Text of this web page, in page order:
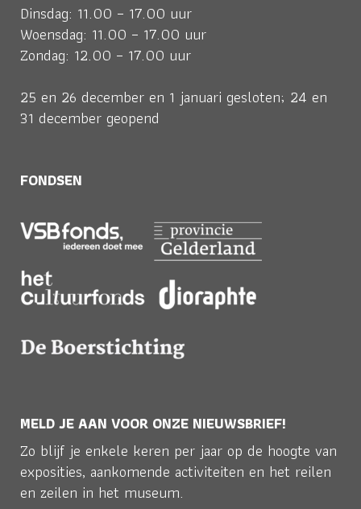
Dinsdag: 11.00 – 17.00 uur
Woensdag: 11.00 – 17.00 uur
Zondag: 12.00 – 17.00 uur
25 en 26 december en 1 januari gesloten; 24 en
31 december geopend
FONDSEN
MELD JE AAN VOOR ONZE NIEUWSBRIEF!
Zo blijf je enkele keren per jaar op de hoogte van
exposities, aankomende activiteiten en het reilen
en zeilen in het museum.